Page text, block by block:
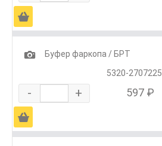
Ä
1
Буфер фаркопа / БРТ
5320-2707225
- + 597 ₽
Ä